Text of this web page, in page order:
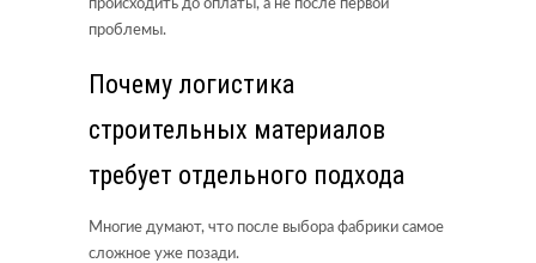
происходить до оплаты, а не после первой
проблемы.
Почему логистика
строительных материалов
требует отдельного подхода
Многие думают, что после выбора фабрики самое
сложное уже позади.